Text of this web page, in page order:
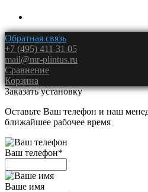
Обратная связь
+7 (495) 411 31 05
mail@mr-plintus.ru
Сравнение
Корзина
Заказать установку
Оставьте Ваш телефон и наш
ближайшее рабочее время
Ваш телефон*
Ваше имя